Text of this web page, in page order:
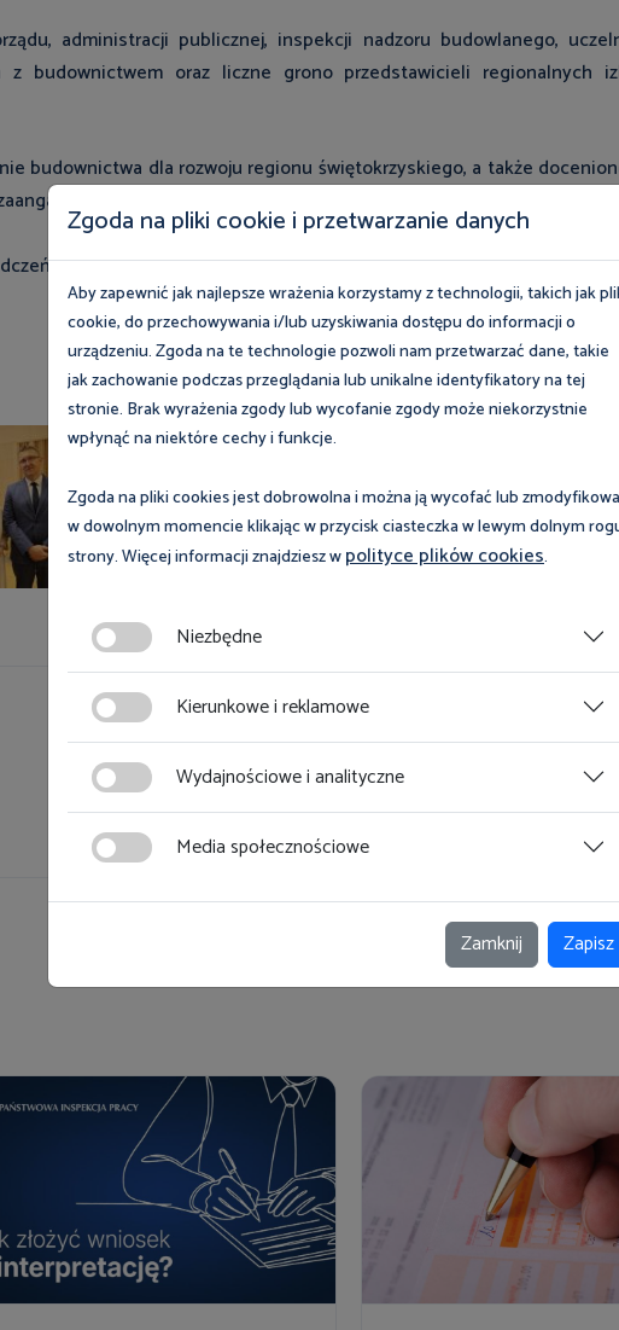
administracji publicznej, inspekcji nadzoru budowlanego,
z budownictwem oraz liczne grono przedstawicieli regionalnych
budownictwa dla rozwoju regionu świętokrzyskiego, a także
w tworzenie infrastruktury oraz kształtowanie przestrzeni
integracji środowiska oraz dyskusji o wyzwaniach stojących
Zobacz magazyn Inspektor Pracy
Zobacz
Zgoda na pliki cookie i przetwarzanie danych
Aby zapewnić jak najlepsze wrażenia korzystamy z technologii, takich jak
cookie, do przechowywania i/lub uzyskiwania dostępu do informacji o
urządzeniu. Zgoda na te technologie pozwoli nam przetwarzać dane, takie
jak zachowanie podczas przeglądania lub unikalne identyfikatory na tej
stronie. Brak wyrażenia zgody lub wycofanie zgody może niekorzystnie
wpłynąć na niektóre cechy i funkcje.
Zgoda na pliki cookies jest dobrowolna i można ją wycofać lub
w dowolnym momencie klikając w przycisk ciasteczka w lewym dolnym
strony. Więcej informacji znajdziesz wpolityce plików cookies.
Niezbędne
Kierunkowe i reklamowe
Wydajnościowe i analityczne
Media społecznościowe
Zamknij Zapisz